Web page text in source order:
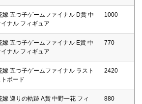
五つ子ゲームファイナル D賞 中
ナル フィギュア
1000
五つ子ゲームファイナル E賞 中
ナル フィギュア
770
五つ子ゲームファイナル ラスト
ボード
2420
巡りの軌跡 A賞 中野一花 フィ 880